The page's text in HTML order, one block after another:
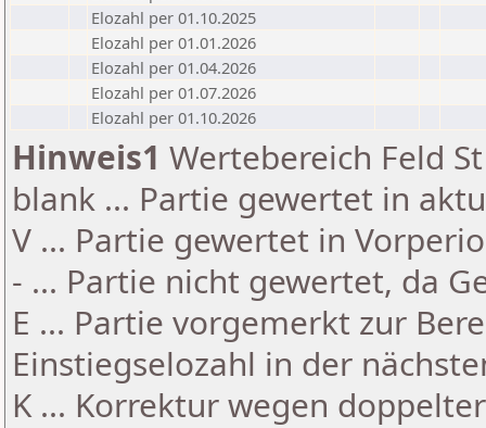
Elozahl per 01.10.2025
Elozahl per 01.01.2026
Elozahl per 01.04.2026
Elozahl per 01.07.2026
Elozahl per 01.10.2026
Hinweis1 Wertebereich Feld
blank ... Partie gewertet in
V ... Partie gewertet in
- ... Partie nicht gewertet, da
E ... Partie vorgemerkt zur
Einstiegselozahl in der
K ... Korrektur wegen